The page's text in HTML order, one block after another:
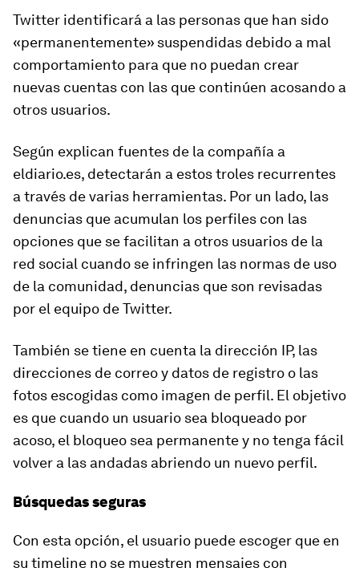
Twitter identificará a las personas que han sido
«permanentemente» suspendidas debido a mal
comportamiento para que no puedan crear
nuevas cuentas con las que continúen acosando a
otros usuarios.
Según explican fuentes de la compañía a
eldiario.es, detectarán a estos troles recurrentes
a través de varias herramientas. Por un lado, las
denuncias que acumulan los perfiles con las
opciones que se facilitan a otros usuarios de la
red social cuando se infringen las normas de uso
de la comunidad, denuncias que son revisadas
por el equipo de Twitter.
También se tiene en cuenta la dirección IP, las
direcciones de correo y datos de registro o las
fotos escogidas como imagen de perfil. El objetivo
es que cuando un usuario sea bloqueado por
acoso, el bloqueo sea permanente y no tenga fácil
volver a las andadas abriendo un nuevo perfil.
Búsquedas seguras
Con esta opción, el usuario puede escoger que en
su timeline no se muestren mensajes con